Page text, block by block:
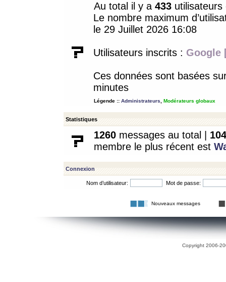
Au total il y a 433
Le nombre maximum
le 29 Juillet 2026 16:08
Utilisateurs inscrits : Google
Ces données sont basées
minutes
Légende :: Administrateurs Modérateurs globaux
Statistiques
1260 messages au total | 104
membre le plus récent est
Connexion
Nom d’utilisateur: Mot de passe:
Nouveaux messages
Copyright 2006-